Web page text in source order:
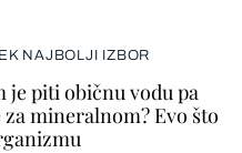
NAJBOLJI IZBOR
je piti običnu vodu pa
za mineralnom? Evo što